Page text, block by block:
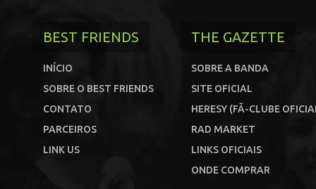
BEST FRIENDS
INÍCIO
SOBRE O BEST FRIENDS
CONTATO
PARCEIROS
LINK US
THE GAZETTE
SOBRE A BANDA
SITE OFICIAL
HERESY (FÃ-CLUBE
RAD MARKET
LINKS OFICIAIS
ONDE COMPRAR